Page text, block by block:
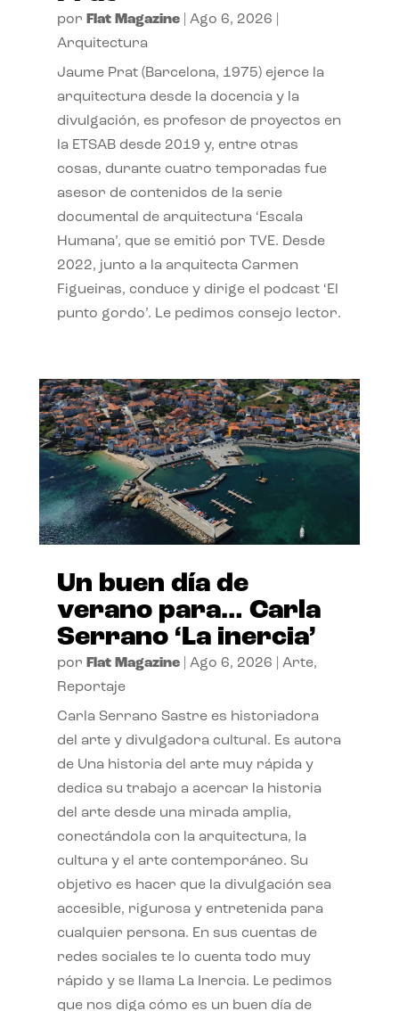
por Flat Magazine| Ago 6, 2026
Arquitectura
Jaume Prat (Barcelona, 1975) ejerce la
arquitectura desde la docencia y la
divulgación, es profesor de proyectos en
la ETSAB desde 2019 y, entre otras
cosas, durante cuatro temporadas fue
asesor de contenidos de la serie
documental de arquitectura ‘Escala
Humana’, que se emitió por TVE. Desde
2022, junto a la arquitecta Carmen
Figueiras, conduce y dirige el podcast ‘El
punto gordo’. Le pedimos consejo lector.
Un buen día de
verano para… Carla
Serrano ‘La inercia’
por Flat Magazine| Ago 6, 2026 Arte,
Reportaje
Carla Serrano Sastre es historiadora
del arte y divulgadora cultural. Es autora
de Una historia del arte muy rápida y
dedica su trabajo a acercar la historia
del arte desde una mirada amplia,
conectándola con la arquitectura, la
cultura y el arte contemporáneo. Su
objetivo es hacer que la divulgación sea
accesible, rigurosa y entretenida para
cualquier persona. En sus cuentas de
redes sociales te lo cuenta todo muy
rápido y se llama La Inercia. Le pedimos
que nos diga cómo es un buen día de